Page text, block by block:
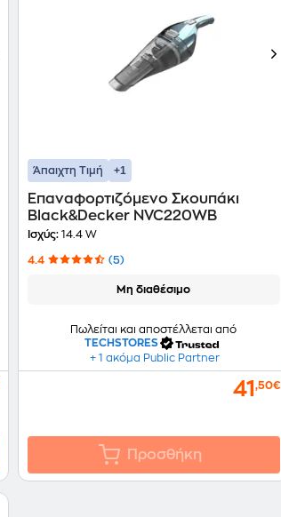
Άπαιχτη Τιμή +1
Επαναφορτιζόμενο Σκουπάκι
Black&Decker NVC220WB
Ισχύς: 14.4 W
4.4 (5)
Μη διαθέσιμο
Πωλείται και αποστέλλεται από
TECHSTORES
+ 1 ακόμα Public Partner
41 ,50€
Προσθήκη